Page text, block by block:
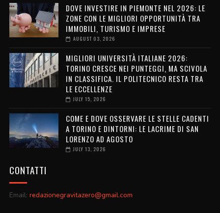
DOVE INVESTIRE IN PIEMONTE NEL 2026: LE
ZONE CON LE MIGLIORI OPPORTUNITÀ TRA
IMMOBILI, TURISMO E IMPRESE
AUGUST 03, 2026
MIGLIORI UNIVERSITÀ ITALIANE 2026:
TORINO CRESCE NEI PUNTEGGI, MA SCIVOLA
IN CLASSIFICA. IL POLITECNICO RESTA TRA
LE ECCELLENZE
JULY 15, 2026
COME E DOVE OSSERVARE LE STELLE CADENTI
A TORINO E DINTORNI: LE LACRIME DI SAN
LORENZO AD AGOSTO
JULY 13, 2026
CONTATTI
Email: redazionegravitazero@gmail.com